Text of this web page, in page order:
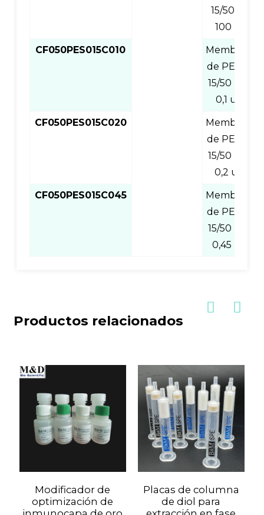
15/50 ml,
100 kD
CF050PES015C010
Membrana
de PES de
15/50 ml y
0,1 um
CF050PES015C020
Membrana
de PES de
15/50 ml y
0,2 um
CF050PES015C045
Membrana
de PES de
15/50 ml y
0,45 um
Productos relacionados
Modificador de
optimización de
Placas de columna
de diol para